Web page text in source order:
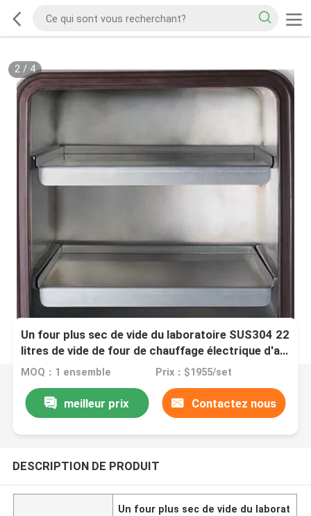
2/ 4
Un four plus sec de vide du laboratoire SUS304 22
litres de vide de four de chauffage électrique d'air
chaud
MOQ：1 ensemble Prix：$1955/set
meilleur prix Contactez nous
DESCRIPTION DE PRODUIT
Un four plus sec de vide du laborat